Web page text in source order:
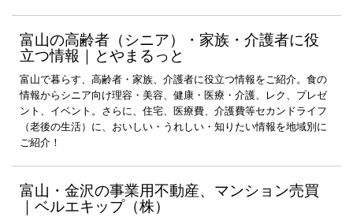
富山の高齢者（シニア）・家族・介護者に役
立つ情報｜とやまるっと
富山で暮らす、高齢者・家族、介護者に役立つ情報をご紹介。食の
情報からシニア向け理容・美容、健康・医療・介護、レク、プレゼ
ント、イベント。さらに、住宅、医療費、介護費等セカンドライフ
（老後の生活）に、おいしい・うれしい・知りたい情報を地域別に
ご紹介！
富山・金沢の事業用不動産、マンション売買
｜ベルエキップ（株）